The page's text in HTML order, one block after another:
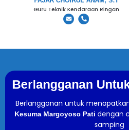
Guru Teknik Kendaraan Ringan
Berlangganan
Berlangganan untuk
Kesuma Margoyoso Pati dengan
samping